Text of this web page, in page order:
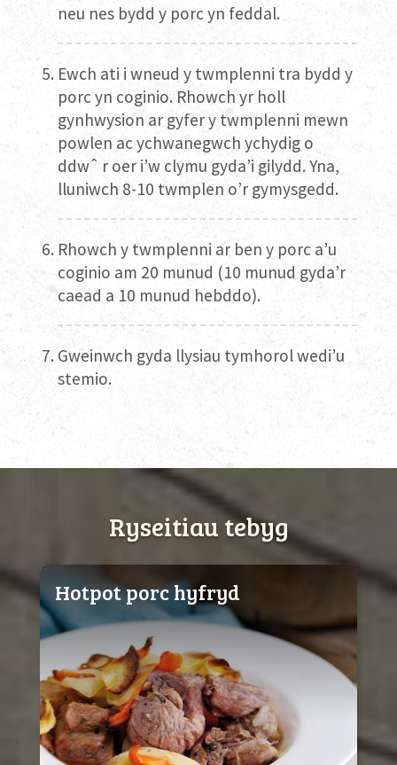
neu nes bydd y porc yn feddal.
Ewch ati i wneud y twmplenni tra bydd y
porc yn coginio. Rhowch yr holl
gynhwysion ar gyfer y twmplenni mewn
powlen ac ychwanegwch ychydig o
ddwˆ r oer i’w clymu gyda’i gilydd. Yna,
lluniwch 8-10 twmplen o’r gymysgedd.
Rhowch y twmplenni ar ben y porc a’u
coginio am 20 munud (10 munud gyda’r
caead a 10 munud hebddo).
Gweinwch gyda llysiau tymhorol wedi’u
stemio.
Ryseitiau tebyg
Hotpot porc hyfryd